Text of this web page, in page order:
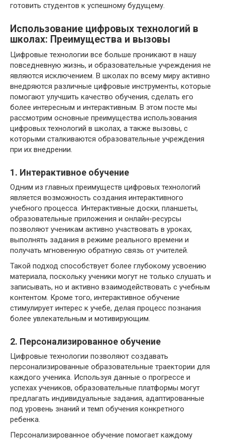
готовить студентов к успешному будущему.
Использование цифровых технологий в
школах: Преимущества и вызовы
Цифровые технологии все больше проникают в нашу
повседневную жизнь, и образовательные учреждения не
являются исключением. В школах по всему миру активно
внедряются различные цифровые инструменты, которые
помогают улучшить качество обучения, сделать его
более интересным и интерактивным. В этом посте мы
рассмотрим основные преимущества использования
цифровых технологий в школах, а также вызовы, с
которыми сталкиваются образовательные учреждения
при их внедрении.
1. Интерактивное обучение
Одним из главных преимуществ цифровых технологий
является возможность создания интерактивного
учебного процесса. Интерактивные доски, планшеты,
образовательные приложения и онлайн-ресурсы
позволяют ученикам активно участвовать в уроках,
выполнять задания в режиме реального времени и
получать мгновенную обратную связь от учителей.
Такой подход способствует более глубокому усвоению
материала, поскольку ученики могут не только слушать и
записывать, но и активно взаимодействовать с учебным
контентом. Кроме того, интерактивное обучение
стимулирует интерес к учебе, делая процесс познания
более увлекательным и мотивирующим.
2. Персонализированное обучение
Цифровые технологии позволяют создавать
персонализированные образовательные траектории для
каждого ученика. Используя данные о прогрессе и
успехах учеников, образовательные платформы могут
предлагать индивидуальные задания, адаптированные
под уровень знаний и темп обучения конкретного
ребенка.
Персонализированное обучение помогает каждому